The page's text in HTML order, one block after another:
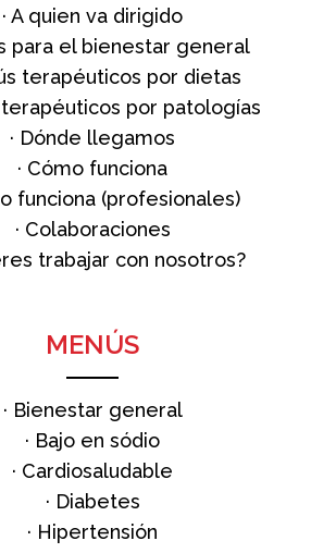
· A quien va dirigido
para el bienestar general
terapéuticos por dietas
terapéuticos por patologías
· Dónde llegamos
· Cómo funciona
funciona (profesionales)
· Colaboraciones
trabajar con nosotros?
MENÚS
· Bienestar general
· Bajo en sódio
· Cardiosaludable
· Diabetes
· Hipertensión